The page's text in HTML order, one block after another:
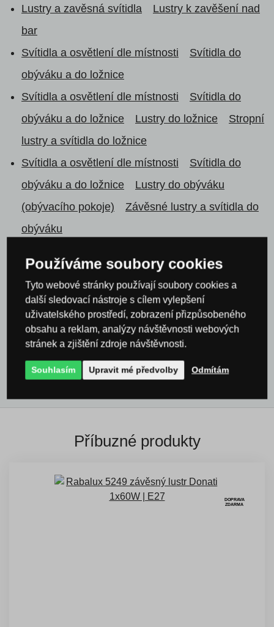
Lustry a zavěsná svítidla
Lustry k zavěšení nad
bar
Svítidla a osvětlení dle místnosti
Svítidla do
obýváku a do ložnice
Svítidla a osvětlení dle místnosti
Svítidla do
obýváku a do ložnice
Lustry do ložnice
Stropní
lustry a svítidla do ložnice
Svítidla a osvětlení dle místnosti
Svítidla do
obýváku a do ložnice
Lustry do obýváku
(obývacího pokoje)
Závěsné lustry a svítidla do
obýváku
kuchyně a jídelny
Svítidla a osvětlení Rabalux
Svítidla a osvětlení Rabalux
Lustry a zavěsná
svítidla Rabalux
Všechny produkty
Příbuzné produkty
DOPRAVA
ZDARMA
Používáme soubory cookies
Tyto webové stránky používají soubory cookies a
další sledovací nástroje s cílem vylepšení
uživatelského prostředí, zobrazení přizpůsobeného
obsahu a reklam, analýzy návštěvnosti webových
stránek a zjištění zdroje návštěvnosti.
Souhlasím Upravit mé předvolby Odmítám